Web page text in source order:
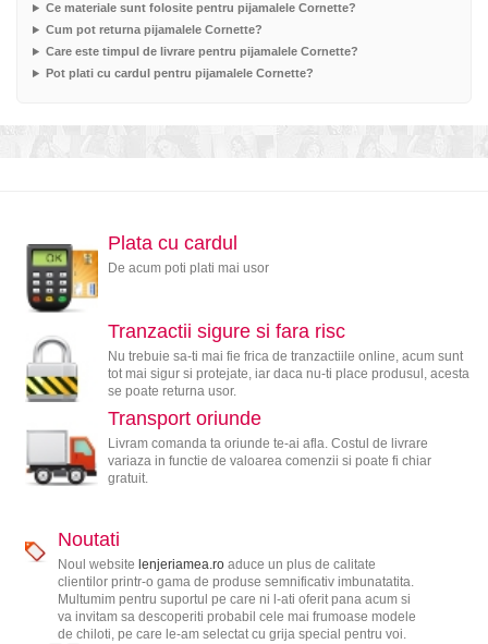
Ce materiale sunt folosite pentru pijamalele Cornette?
Cum pot returna pijamalele Cornette?
Care este timpul de livrare pentru pijamalele Cornette?
Pot plati cu cardul pentru pijamalele Cornette?
Plata cu cardul
De acum poti plati mai usor
Tranzactii sigure si fara risc
Nu trebuie sa-ti mai fie frica de tranzactiile online, acum sunt
tot mai sigur si protejate, iar daca nu-ti place produsul, acesta
se poate returna usor.
Transport oriunde
Livram comanda ta oriunde te-ai afla. Costul de livrare
variaza in functie de valoarea comenzii si poate fi chiar
gratuit.
Noutati
Noul website lenjeriamea.roaduce un plus de calitate
clientilor printr-o gama de produse semnificativ imbunatatita.
Multumim pentru suportul pe care ni l-ati oferit pana acum si
va invitam sa descoperiti probabil cele mai frumoase modele
de chiloti, pe care le-am selectat cu grija special pentru voi.